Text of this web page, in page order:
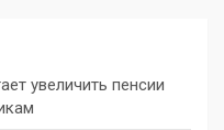
увеличить пенсии